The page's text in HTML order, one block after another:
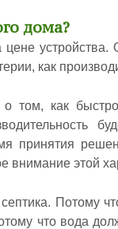
дома?
как
о том, как
принятия
внимание этой
Потому
что вода